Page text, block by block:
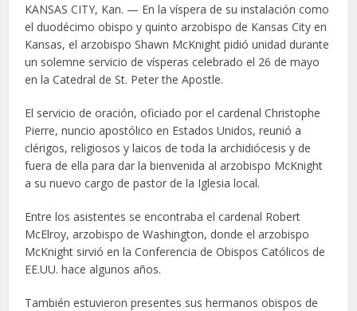
KANSAS CITY, Kan. — En la víspera de su instalación como
el duodécimo obispo y quinto arzobispo de Kansas City en
Kansas, el arzobispo Shawn McKnight pidió unidad durante
un solemne servicio de vísperas celebrado el 26 de mayo
en la Catedral de St. Peter the Apostle.
El servicio de oración, oficiado por el cardenal Christophe
Pierre, nuncio apostólico en Estados Unidos, reunió a
clérigos, religiosos y laicos de toda la archidiócesis y de
fuera de ella para dar la bienvenida al arzobispo McKnight
a su nuevo cargo de pastor de la Iglesia local.
Entre los asistentes se encontraba el cardenal Robert
McElroy, arzobispo de Washington, donde el arzobispo
McKnight sirvió en la Conferencia de Obispos Católicos de
EE.UU. hace algunos años.
También estuvieron presentes sus hermanos obispos de